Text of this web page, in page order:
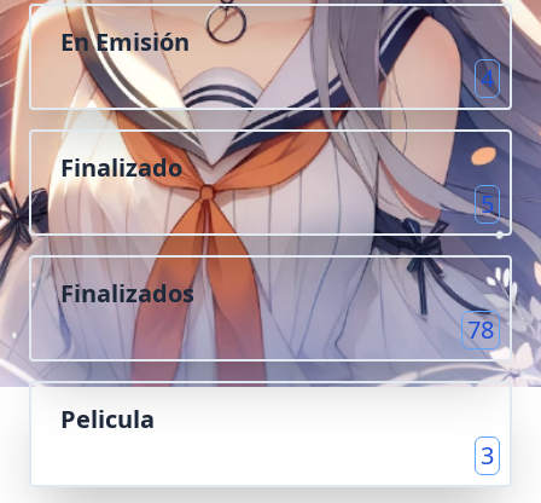
4
En Emisión
5
Finalizado
78
Finalizados
3
Pelicula